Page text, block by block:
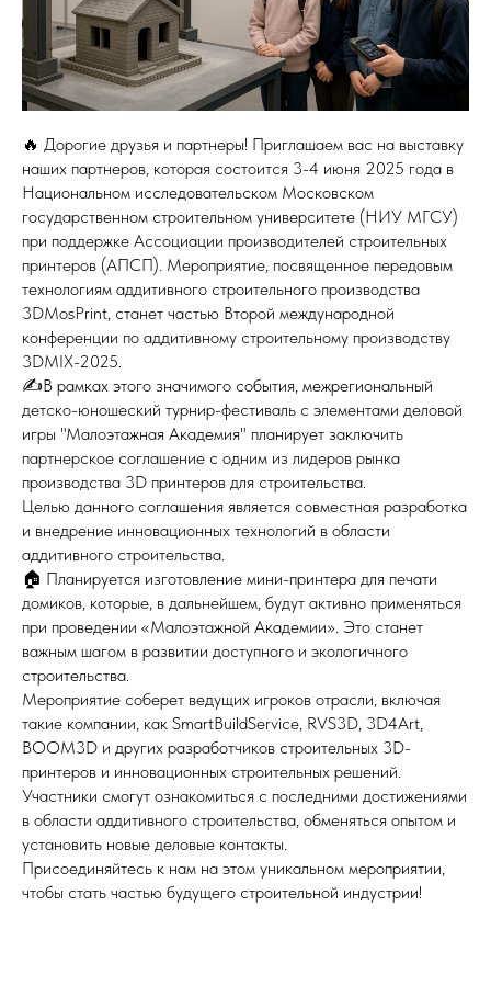
🔥 Дорогие друзья и партнеры! Приглашаем вас на выставку
наших партнеров, которая состоится 3-4 июня 2025 года в
Национальном исследовательском Московском
государственном строительном университете (НИУ МГСУ)
при поддержке Ассоциации производителей строительных
принтеров (АПСП). Мероприятие, посвященное передовым
технологиям аддитивного строительного производства
3DMosPrint, станет частью Второй международной
конференции по аддитивному строительному производству
3DMIX-2025.
✍️В рамках этого значимого события, межрегиональный
детско-юношеский турнир-фестиваль с элементами деловой
игры "Малоэтажная Академия" планирует заключить
партнерское соглашение с одним из лидеров рынка
производства 3D принтеров для строительства.
Целью данного соглашения является совместная разработка
и внедрение инновационных технологий в области
аддитивного строительства.
🏠 Планируется изготовление мини-принтера для печати
домиков, которые, в дальнейшем, будут активно применяться
при проведении «Малоэтажной Академии». Это станет
важным шагом в развитии доступного и экологичного
строительства.
Мероприятие соберет ведущих игроков отрасли, включая
такие компании, как SmartBuildService, RVS3D, 3D4Art,
BOOM3D и других разработчиков строительных 3D-
принтеров и инновационных строительных решений.
Участники смогут ознакомиться с последними достижениями
в области аддитивного строительства, обменяться опытом и
установить новые деловые контакты.
Присоединяйтесь к нам на этом уникальном мероприятии,
чтобы стать частью будущего строительной индустрии!